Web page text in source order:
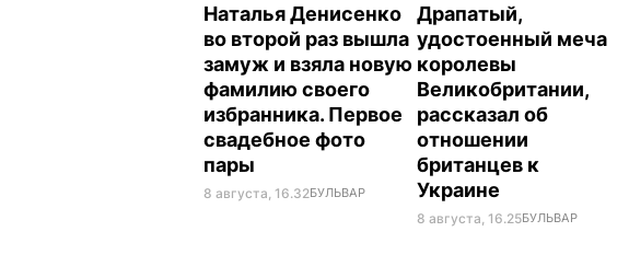
Наталья Денисенко
во второй раз вышла
замуж и взяла новую
фамилию своего
избранника. Первое
свадебное фото
пары
8 августа, 16.32БУЛЬВАР
Драпатый,
удостоенный меча
королевы
Великобритании,
рассказал об
отношении
британцев к
Украине
8 августа, 16.25БУЛЬВАР